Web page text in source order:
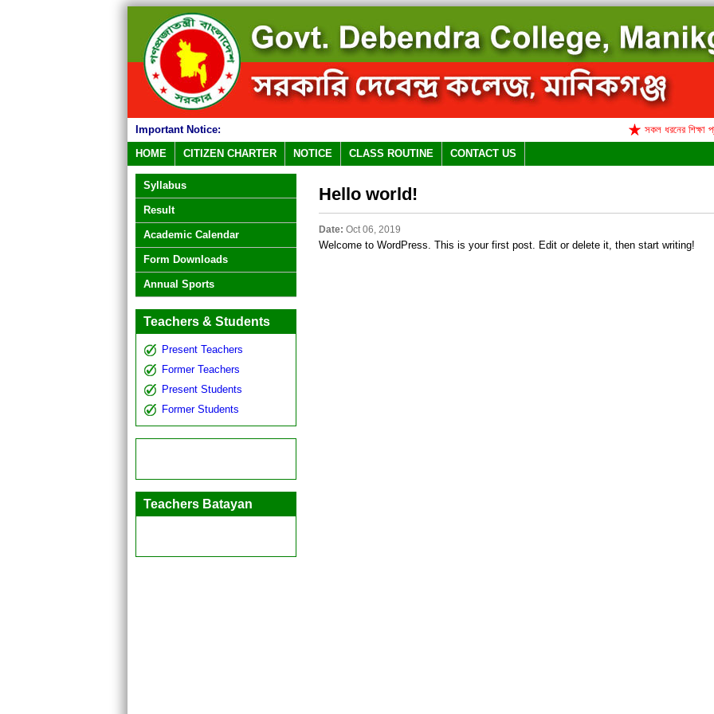
Important Notice: সকল ধরনের শিক্ষা
HOME
CITIZEN CHARTER NOTICE CLASS ROUTINE CONTACT US
Syllabus
Result
Academic Calendar
Form Downloads
Annual Sports
Teachers & Students
Present Teachers
Former Teachers
Present Students
Former Students
Teachers Batayan
Hello world!
Date: Oct 06, 2019
Welcome to WordPress. This is your first post. Edit or delete it, then start writing!